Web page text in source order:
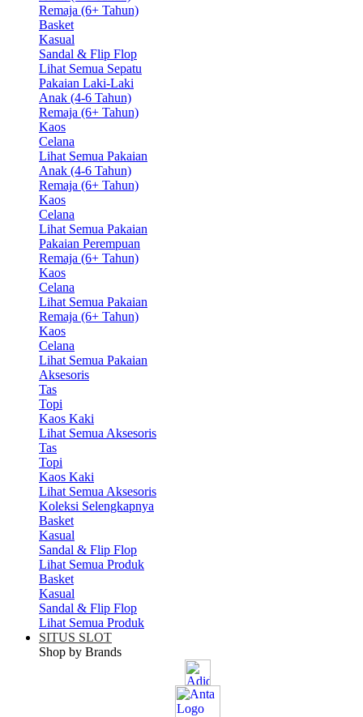
Remaja (6+ Tahun)
Basket
Kasual
Sandal & Flip Flop
Lihat Semua Sepatu
Pakaian Laki-Laki
Anak (4-6 Tahun)
Remaja (6+ Tahun)
Kaos
Celana
Lihat Semua Pakaian
Anak (4-6 Tahun)
Remaja (6+ Tahun)
Kaos
Celana
Lihat Semua Pakaian
Pakaian Perempuan
Remaja (6+ Tahun)
Kaos
Celana
Lihat Semua Pakaian
Remaja (6+ Tahun)
Kaos
Celana
Lihat Semua Pakaian
Aksesoris
Tas
Topi
Kaos Kaki
Lihat Semua Aksesoris
Tas
Topi
Kaos Kaki
Lihat Semua Aksesoris
Koleksi Selengkapnya
Basket
Kasual
Sandal & Flip Flop
Lihat Semua Produk
Basket
Kasual
Sandal & Flip Flop
Lihat Semua Produk
SITUS SLOT
Shop by Brands